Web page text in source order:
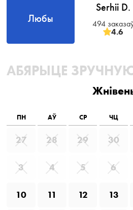
Любы
Serhii D.
494
4.6
АБЯРЫЦЕ
ПН АЎ СР ЧЦ
27 28 29 30
3 4 5 6
10 11 12 13